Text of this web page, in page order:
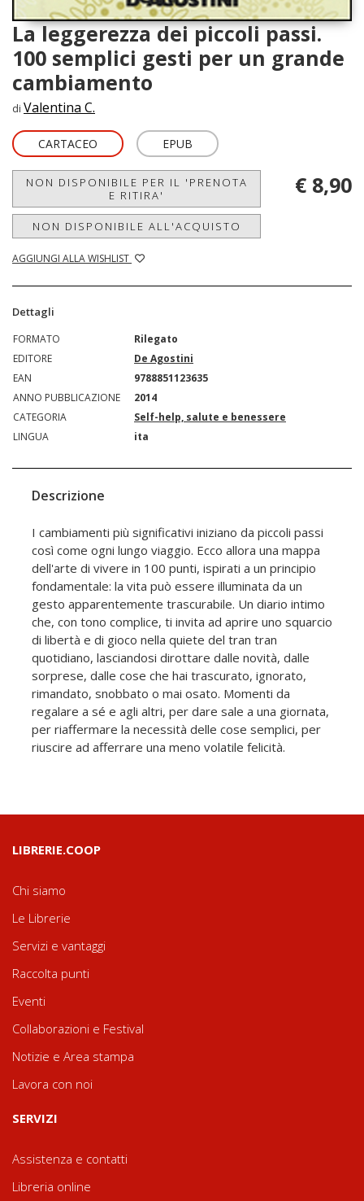
La leggerezza dei piccoli passi.
100 semplici gesti per un grande
cambiamento
di Valentina C.
CARTACEO EPUB
NON DISPONIBILE PER IL 'PRENOTA
E RITIRA'
NON DISPONIBILE ALL'ACQUISTO
AGGIUNGI ALLA WISHLIST
€ 8,90
Dettagli
FORMATO
Rilegato
EDITORE
De Agostini
EAN
9788851123635
ANNO PUBBLICAZIONE
2014
CATEGORIA
Self-help, salute e benessere
LINGUA
ita
Descrizione
I cambiamenti più significativi iniziano da piccoli passi
così come ogni lungo viaggio. Ecco allora una mappa
dell'arte di vivere in 100 punti, ispirati a un principio
fondamentale: la vita può essere illuminata da un
gesto apparentemente trascurabile. Un diario intimo
che, con tono complice, ti invita ad aprire uno squarcio
di libertà e di gioco nella quiete del tran tran
quotidiano, lasciandosi dirottare dalle novità, dalle
sorprese, dalle cose che hai trascurato, ignorato,
rimandato, snobbato o mai osato. Momenti da
regalare a sé e agli altri, per dare sale a una giornata,
per riaffermare la necessità delle cose semplici, per
riuscire ad afferrare una meno volatile felicità.
LIBRERIE.COOP
Chi siamo
Le Librerie
Servizi e vantaggi
Raccolta punti
Eventi
Collaborazioni e Festival
Notizie e Area stampa
Lavora con noi
SERVIZI
Assistenza e contatti
Libreria online